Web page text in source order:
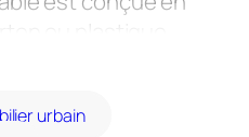
aux parcs,
bancs
urbain